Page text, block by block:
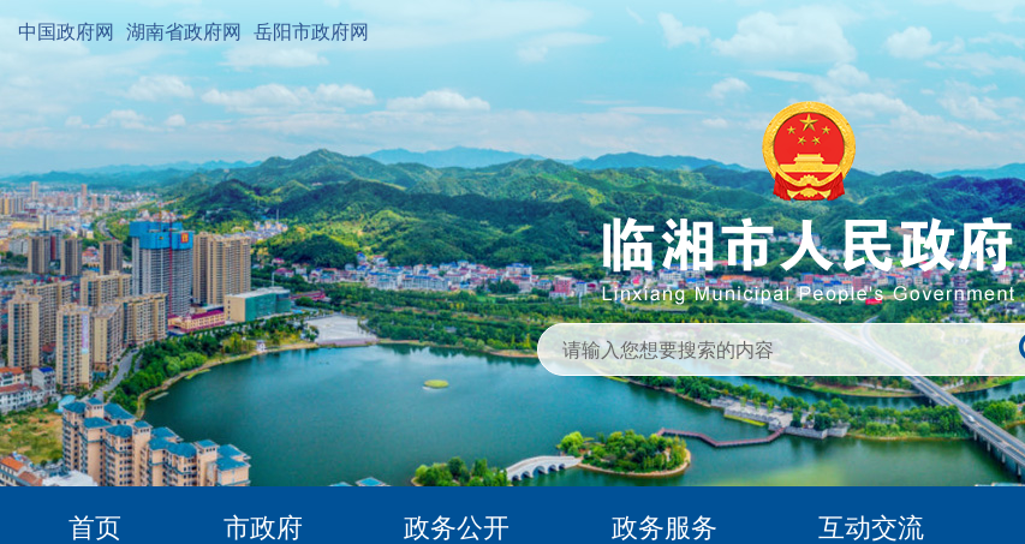
中国政府网 湖南省政府网 岳阳市政府网
首页 市政府 政务公开 政务服务 互动交流